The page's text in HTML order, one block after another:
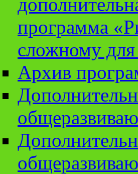
программа
сложному
Архив